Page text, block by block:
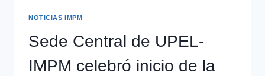
NOTICIAS IMPM
Sede Central de UPEL-
IMPM celebró inicio de la